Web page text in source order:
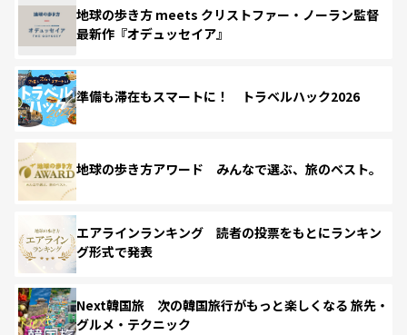
地球の歩き方 meets クリストファー・ノーラン監督
最新作『オデュッセイア』
準備も滞在もスマートに！ トラベルハック2026
地球の歩き方アワード みんなで選ぶ、旅のベスト。
エアラインランキング 読者の投票をもとにランキン
グ形式で発表
Next韓国旅 次の韓国旅行がもっと楽しくなる 旅先・
グルメ・テクニック